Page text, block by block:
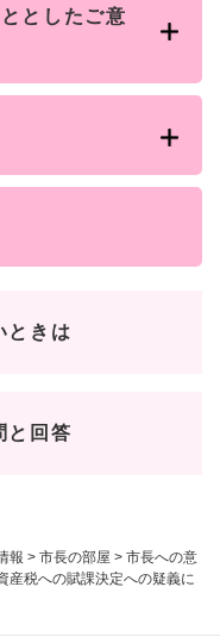
報 > 市長の部屋 > 市長への意
産税への賦課決定への疑義に
としたご意
ときは
と回答